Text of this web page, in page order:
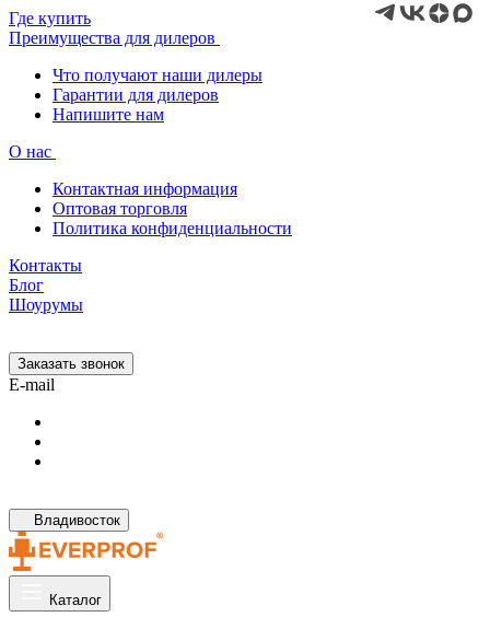
Где купить
Преимущества для дилеров
Что получают наши дилеры
Гарантии для дилеров
Напишите нам
О нас
Контактная информация
Оптовая торговля
Политика конфиденциальности
Контакты
Блог
Шоурумы
Заказать звонок
E-mail
Владивосток
Каталог